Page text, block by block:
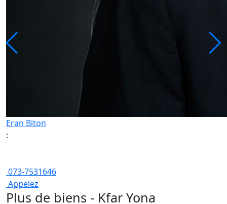
Eran Biton
:
073-7531646
Appelez
Plus de biens - Kfar Yona